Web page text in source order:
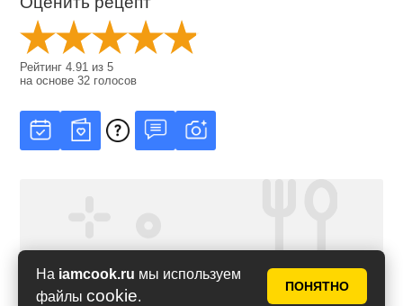
На iamcook.ru мы используем
файлы cookie.
ПОНЯТНО
Рейтинг4.91 из5
на основе32 голосов